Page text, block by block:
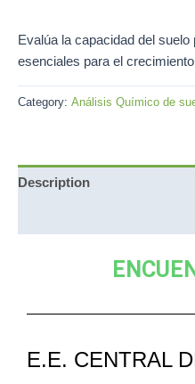
Evalúa la capacidad del
esenciales para el
Category: Análisis Químico de
Description
E.E. CENTRAL